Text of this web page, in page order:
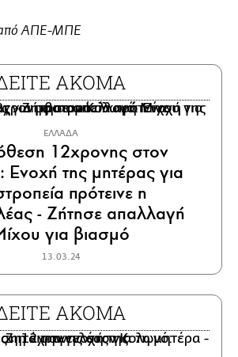
από ΑΠΕ-ΜΠΕ
ΑΚΟΜΑ
ΕΛΛΑΔΑ
12χρονης στον
της μητέρας για
πρότεινε η
- Ζήτησε απαλλαγή
για βιασμό
13.03.24
ΑΚΟΜΑ